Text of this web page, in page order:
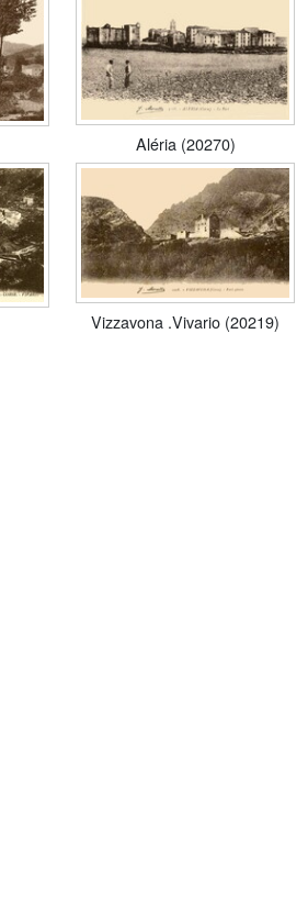
Aléria (20270)
Vizzavona .Vivario (20219)